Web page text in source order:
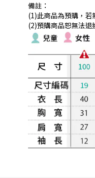
備註：
(1)此商品為預購，若
(2)預購商品恕無法退